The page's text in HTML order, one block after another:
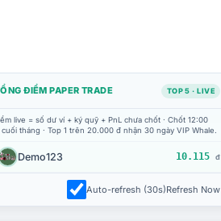
ĐIỂM PAPER TRADE TOP 5 · LIVE
live = số dư ví + ký quỹ + PnL chưa chốt · Chốt 12:00
tháng · Top 1 trên 20.000 đ nhận 30 ngày VIP Whale.
Demo123 10.115 đ
Auto-refresh (30s)Refresh Now